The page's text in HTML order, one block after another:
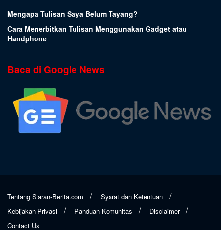
Mengapa Tulisan Saya Belum Tayang?
Cara Menerbitkan Tulisan Menggunakan Gadget atau
Handphone
Baca di Google News
Tentang Siaran-Berita.com
Syarat dan Ketentuan
Kebijakan Privasi
Panduan Komunitas
Disclaimer
Contact Us